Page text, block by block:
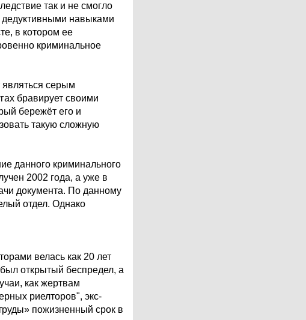
так и не смогло
навыками
в котором ее
криминальное
являться серым
бравирует своими
бережёт его и
такую сложную
данного криминального
2002 года, а уже в
документа. По данному
отдел. Однако
велась как 20 лет
открытый беспредел, а
как жертвам
риелторов", экс-
пожизненный срок в